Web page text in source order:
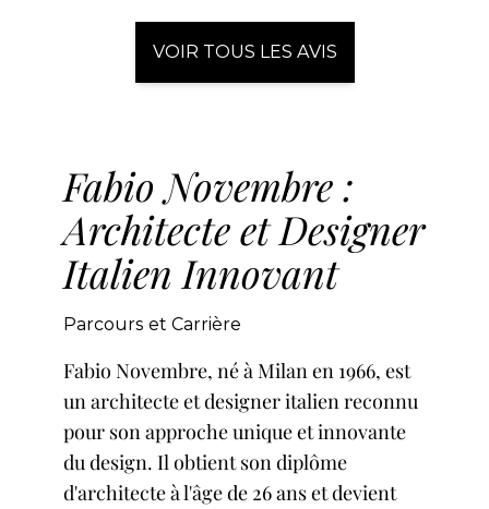
VOIR TOUS LES AVIS
Fabio Novembre :
Architecte et Designer
Italien Innovant
Parcours et Carrière
Fabio Novembre, né à Milan en 1966, est
un architecte et designer italien reconnu
pour son approche unique et innovante
du design. Il obtient son diplôme
d'architecte à l'âge de 26 ans et devient